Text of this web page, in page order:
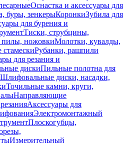
Оснастка и аксессуары для
буры, зенкерыКоронкиЗубила для
для бурения и
Тиски, струбцины,
ножовкиМолотки, кувалды,
Рубанки, рашпили
для резания и
дискиПильные полотна для
Шлифовальные диски, насадки,
Точильные камни, круги,
Направляющие
Аксессуары для
Электромонтажный
Плоскогубцы,
Измерительный